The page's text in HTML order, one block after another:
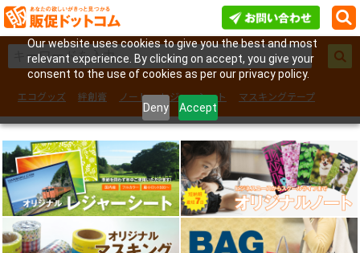
Our website uses cookies to give you the best and most
relevant experience. By clicking on accept, you give your
consent to the use of cookies as per our privacy policy.
Deny Accept
エコグッズ 絆創膏 ノート レジャーシート
マスキングテープ
フェイスシール